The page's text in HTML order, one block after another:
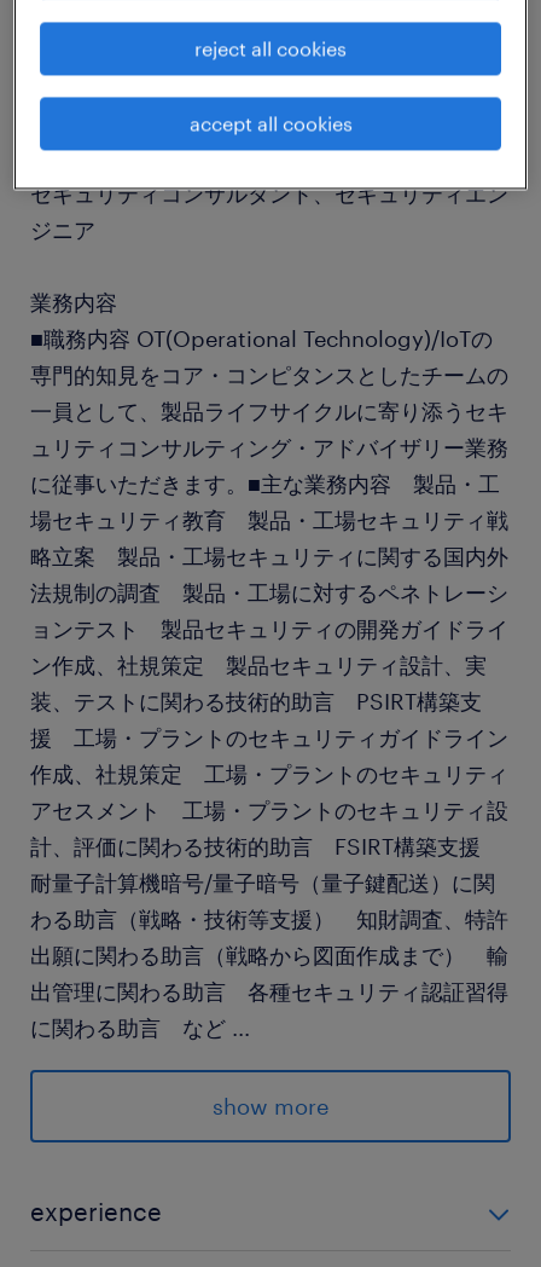
社名非公開
職種
セキュリティコンサルタント、セキュリティエン
ジニア
業務内容
■職務内容 OT(Operational Technology)/IoTの
専門的知見をコア・コンピタンスとしたチームの
一員として、製品ライフサイクルに寄り添うセキ
ュリティコンサルティング・アドバイザリー業務
に従事いただきます。■主な業務内容 製品・工
場セキュリティ教育 製品・工場セキュリティ戦
略立案 製品・工場セキュリティに関する国内外
法規制の調査 製品・工場に対するペネトレーシ
ョンテスト 製品セキュリティの開発ガイドライ
ン作成、社規策定 製品セキュリティ設計、実
装、テストに関わる技術的助言 PSIRT構築支
援 工場・プラントのセキュリティガイドライン
作成、社規策定 工場・プラントのセキュリティ
アセスメント 工場・プラントのセキュリティ設
計、評価に関わる技術的助言 FSIRT構築支援
耐量子計算機暗号/量子暗号（量子鍵配送）に関
わる助言（戦略・技術等支援） 知財調査、特許
出願に関わる助言（戦略から図面作成まで） 輸
出管理に関わる助言 各種セキュリティ認証習得
に関わる助言 など ...
■必須要件
ム変革に関わるアーキテクト／設計／工場セキュ
show more
experience
reject all cookies
accept all cookies